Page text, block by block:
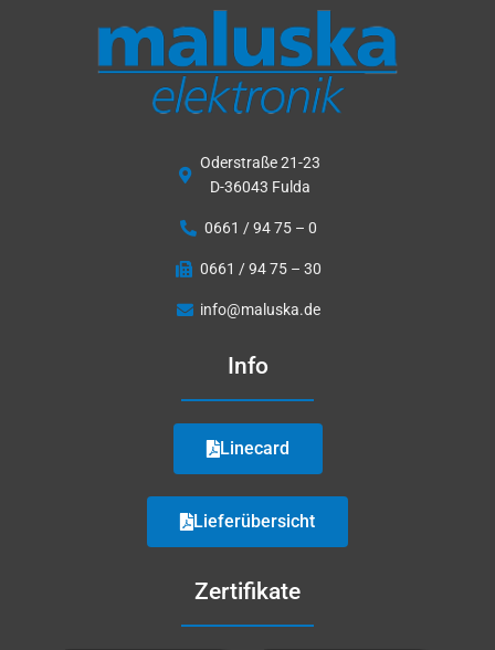
Oderstraße 21-23
D-36043 Fulda
0661 / 94 75 – 0
0661 / 94 75 – 30
info@maluska.de
Info
Linecard
Lieferübersicht
Zertifikate